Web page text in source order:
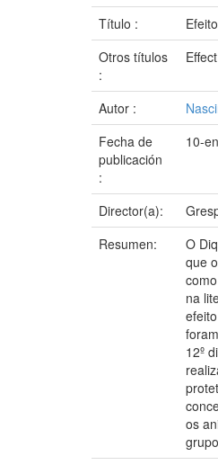
Título :
Otros títulos
:
Autor :
Fecha de
publicación
:
10-
Director(a):
Resumen:
O
que
na
12º
os